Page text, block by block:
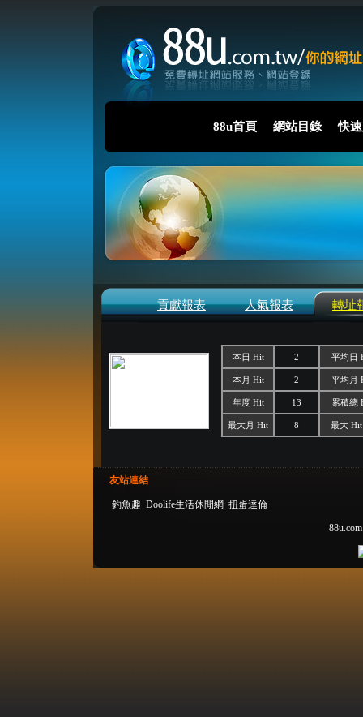
88u首頁 網站目錄 快
貢獻報表 人氣報表 轉址
本日 Hit 2 平均日
本月 Hit 2 平均月
年度 Hit 13 累積總
最大月 Hit 8 最大
友站連結
釣魚趣 Doolife生活休閒網 扭蛋達倫